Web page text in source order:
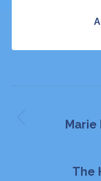
articleMarie
The